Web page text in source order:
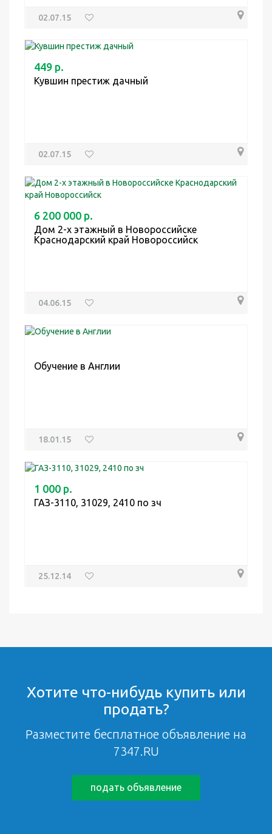
02.07.15
449 р.
Кувшин престиж дачный
02.07.15
6 200 000 р.
Дом 2-х этажный в Новороссийске
Краснодарский край Новороссийск
04.06.15
Обучение в Англии
18.01.15
1 000 р.
ГАЗ-3110, 31029, 2410 по зч
25.12.14
Хотите что-нибудь купить или
продать?
Разместите бесплатное объявление на
7347.RU
подать объявление